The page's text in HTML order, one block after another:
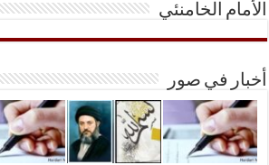
الأمام الخامنئي
أخبار في صور